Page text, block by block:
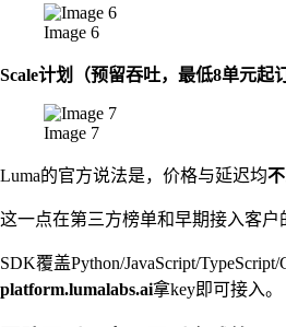
Image 6
Scale计划（预留吞吐，最低8单元起
Image 7
Luma的官方说法是，价格与延迟均
这一点在第三方榜单和早期接入客户
SDK覆盖Python/JavaScript/
platform.lumalabs.ai拿key即可接入。